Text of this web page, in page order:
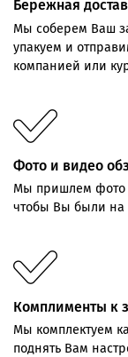
Бережная
Мы соберем Ваш
упакуем и
компанией или
Фото и видео
Мы пришлем фото
чтобы Вы были на
Комплименты к
Мы комплектуем
поднять Вам